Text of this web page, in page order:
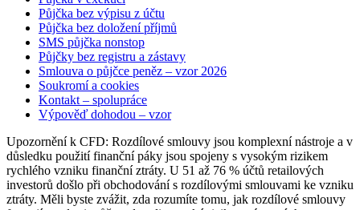
Půjčka bez výpisu z účtu
Půjčka bez doložení příjmů
SMS půjčka nonstop
Půjčky bez registru a zástavy
Smlouva o půjčce peněz – vzor 2026
Soukromí a cookies
Kontakt – spolupráce
Výpověď dohodou – vzor
Upozornění k CFD: Rozdílové smlouvy jsou komplexní nástroje a v
důsledku použití finanční páky jsou spojeny s vysokým rizikem
rychlého vzniku finanční ztráty. U 51 až 76 % účtů retailových
investorů došlo při obchodování s rozdílovými smlouvami ke vzniku
ztráty. Měli byste zvážit, zda rozumíte tomu, jak rozdílové smlouvy